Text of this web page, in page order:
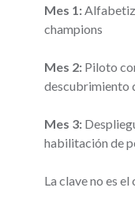
Mes 1:
champions
Mes 2: Piloto
descubrimiento
Mes 3:
habilitación de
La clave no es